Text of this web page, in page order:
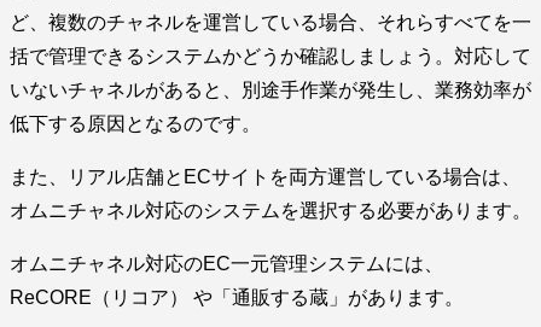
ど、複数のチャネルを運営している場合、それらすべてを一
括で管理できるシステムかどうか確認しましょう。対応して
いないチャネルがあると、別途手作業が発生し、業務効率が
低下する原因となるのです。
また、リアル店舗とECサイトを両方運営している場合は、
オムニチャネル対応のシステムを選択する必要があります。
オムニチャネル対応のEC一元管理システムには、
ReCORE（リコア） や「通販する蔵」があります。